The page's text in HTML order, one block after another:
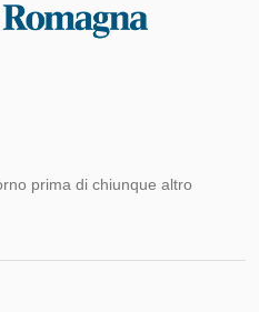
prima di chiunque altro